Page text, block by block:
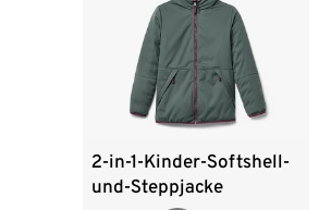
2-in-1-Kinder-Softshell-
und-Steppjacke